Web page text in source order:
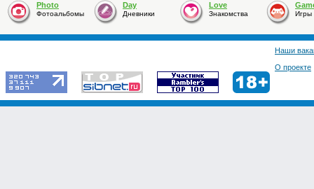
Photo
Фотоальбомы
Day
Дневники
Love
Знакомства Игры
Наши
О проекте